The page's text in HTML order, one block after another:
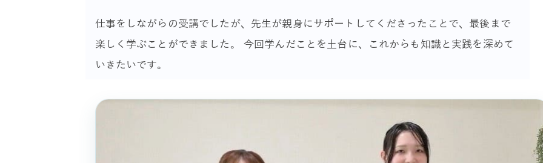
仕事をしながらの受講でしたが、先生が親身にサポートしてくださったことで、最後まで
楽しく学ぶことができました。 今回学んだことを土台に、これからも知識と実践を深めて
いきたいです。